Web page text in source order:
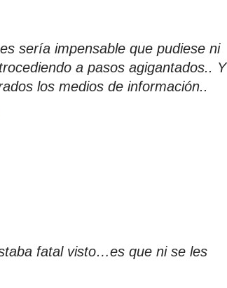
sería impensable que pudiese ni
a pasos agigantados.. Y
los medios de información..
fatal visto…es que ni se les